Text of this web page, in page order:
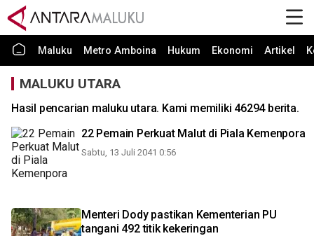
Maluku Metro Amboina Hukum Ekonomi Artikel
MALUKU UTARA
Hasil pencarian maluku utara. Kami memiliki 46294 berita.
22 Pemain Perkuat Malut di Piala Kemenpora
Sabtu, 13 Juli 2041 0:56
Menteri Dody pastikan Kementerian PU
tangani 492 titik kekeringan